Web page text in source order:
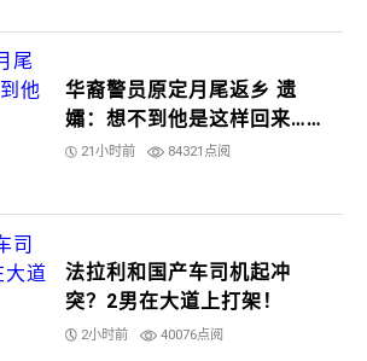
华裔警员原定月尾返乡 遗
孀：想不到他是这样回来……
21小时前 84321点阅
法拉利和国产车司机起冲
突？2男在大道上打架！
2小时前 40076点阅